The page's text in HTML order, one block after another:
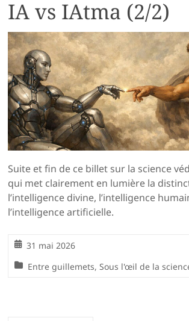
IA vs IAtma (2/2)
Suite et fin de ce billet sur la science
qui met clairement en lumière la
l’intelligence divine, l’intelligence
l’intelligence artificielle.
31 mai 2026
Entre guillemets,Sous l'œil de la